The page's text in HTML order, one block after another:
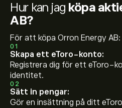
Hur kan jag köpa
AB?
För att köpa Orron Energy AB:
01
Skapa ett eToro-konto:
Registrera dig för ett eToro-
identitet.
02
Sätt in pengar:
Gör en insättning på ditt